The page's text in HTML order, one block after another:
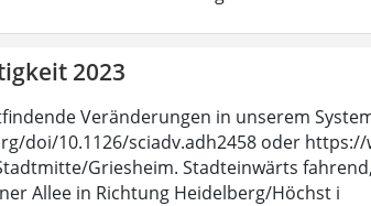
2023
Veränderungen in unserem
doi/10.1126/sciadv.adh2458 oder
Griesheim. Stadteinwärts
Allee in Richtung Heidelberg/Höchst i